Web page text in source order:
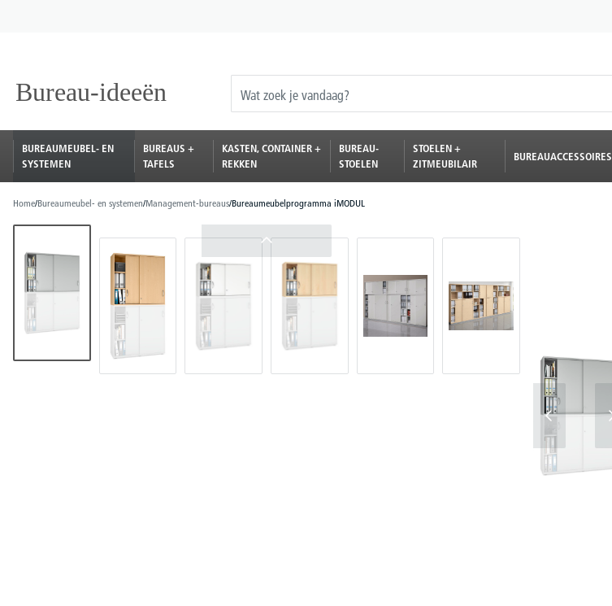
BUREAUMEUBEL- EN
SYSTEMEN
BUREAUS +
TAFELS
KASTEN, CONTAINER +
REKKEN
BUREAU-
STOELEN
STOELEN +
ZITMEUBILAIR
BUREAUACCESSOIRES
Home/Bureaumeubel- en systemen/Management-bureaus/Bureaumeubelprogramma iMODUL